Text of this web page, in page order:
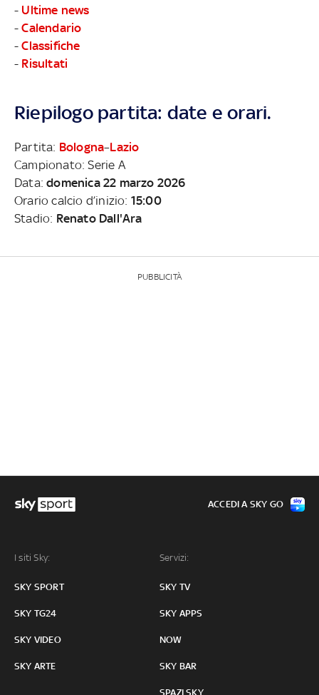
- Ultime news
-Calendario
-Classifiche
- Risultati
Riepilogo partita: date e orari.
Partita: Bologna–Lazio
Campionato: Serie A
Data:domenica 22 marzo 2026
Orario calcio d’inizio: 15:00
Stadio: Renato Dall'Ara
PUBBLICITÀ
I siti Sky:
SKY SPORT
SKY TG24
SKY VIDEO
SKY ARTE
Servizi:
SKY TV
SKY APPS
NOW
SKY BAR
SPAZI SKY
ACCEDI A SKY GO